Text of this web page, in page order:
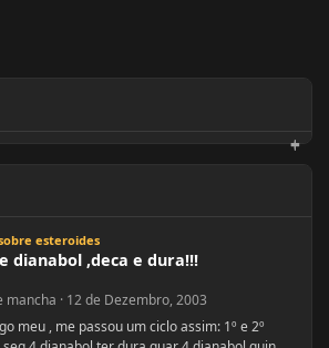
esteroides
dianabol ,deca e dura!!!
mancha · 12 de Dezembro, 2003
meu , me passou um ciclo assim: 1º e 2º